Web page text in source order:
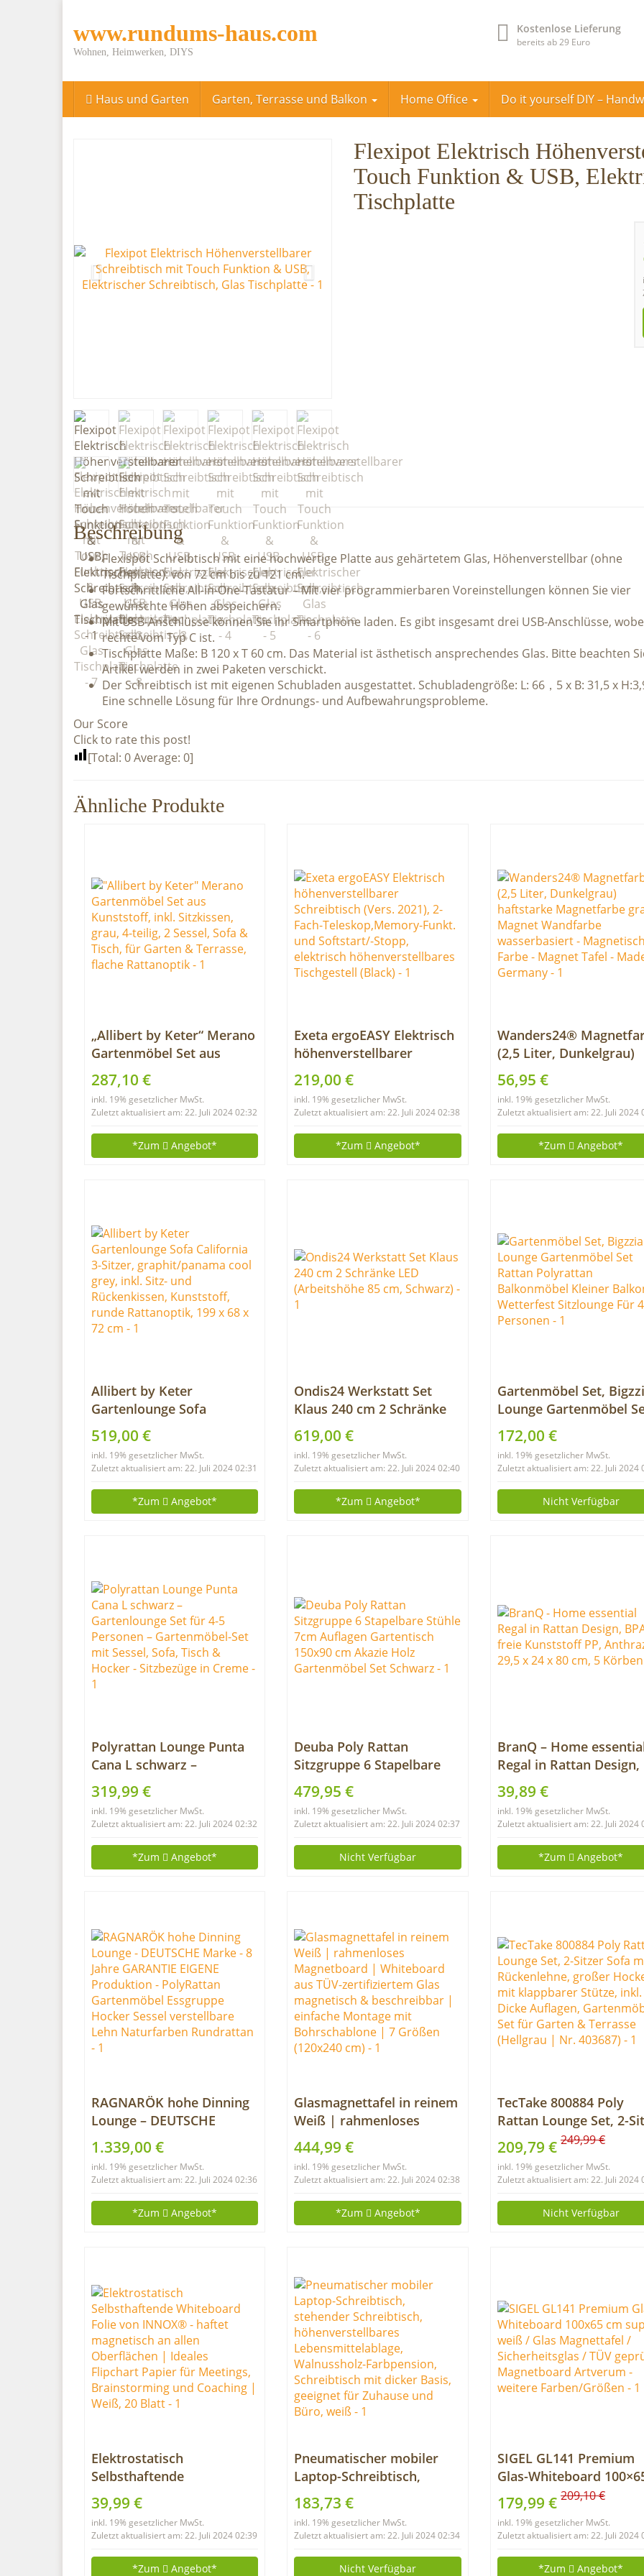
www.rundums-haus.com
Wohnen, Heimwerken, DIYS
Kostenlose Lieferung
bereits ab 29 Euro
Haus und Garten Garten, Terrasse und Balkon Home Office Do it yourself DIY –
Flexipot Elektrisch
Touch Funktion & USB,
Tischplatte
Beschreibung
Flexispot Schreibtisch mit eine hochwertige Platte aus gehärtetem Glas, Höhenverstellbar (ohne
Tischplatte): von 72 cm bis zu 121 cm.
Fortschrittliche All-in-One-Tastatur – Mit vier programmierbaren Voreinstellungen können Sie vier
gewünschte Höhen abspeichern.
Mit USB-Anschlüsse können Sie ihr Smartphone laden. Es gibt insgesamt drei USB-Anschlüsse,
rechte vom Typ C ist.
Tischplatte Maße: B 120 x T 60 cm. Das Material ist ästhetisch ansprechendes Glas. Bitte beachten
Artikel werden in zwei Paketen verschickt.
Der Schreibtisch ist mit eigenen Schubladen ausgestattet. Schubladengröße: L: 66，5 x B: 31,5 x
Eine schnelle Lösung für Ihre Ordnungs- und Aufbewahrungsprobleme.
Our Score
Click to rate this post!
[Total: 0Average: 0]
Ähnliche Produkte
„Allibert by Keter“ Merano
Gartenmöbel Set aus
Kunststoff, inkl. Sitzkissen,
grau, 4-teilig, 2 Sessel,
Sofa & Tisch, für Garten &
Rattanoptik
287,10 €
inkl. 19% gesetzlicher MwSt.
Zuletzt aktualisiert am: 22. Juli 2024 02:32
*Zum Angebot*
Exeta ergoEASY Elektrisch
höhenverstellbarer
Schreibtisch (Vers. 2021),
2-Fach-Teleskop,Memory-
Funkt. und Softstart/-
höhenverstellbares
Tischgestell (Black)
219,00 €
inkl. 19% gesetzlicher MwSt.
Zuletzt aktualisiert am: 22. Juli 2024 02:38
*Zum Angebot*
Wanders24®
(2,5 Liter, Dunkelgrau)
haftstarke Magnetfarbe
grau – Magnet
wasserbasiert –
Magnet Tafel – Made in
Germany
56,95 €
inkl. 19% gesetzlicher MwSt.
Zuletzt aktualisiert am: 22. Juli 2024
*Zum Angebot*
Allibert by Keter
Gartenlounge Sofa
California 3-Sitzer,
graphit/panama cool grey,
inkl. Sitz- und
runde Rattanoptik, 199 x
68 x 72 cm
519,00 €
inkl. 19% gesetzlicher MwSt.
Zuletzt aktualisiert am: 22. Juli 2024 02:31
*Zum Angebot*
Ondis24 Werkstatt Set
Klaus 240 cm 2 Schränke
LED (Arbeitshöhe 85 cm,
Schwarz)
619,00 €
inkl. 19% gesetzlicher MwSt.
Zuletzt aktualisiert am: 22. Juli 2024 02:40
*Zum Angebot*
Gartenmöbel Set,
Lounge Gartenmöbel
Rattan Polyrattan
Balkonmöbel Kleiner
Balkon Wetterfest
Personen
172,00 €
inkl. 19% gesetzlicher MwSt.
Zuletzt aktualisiert am: 22. Juli 2024
Nicht Verfügbar
Polyrattan Lounge Punta
Cana L schwarz –
Gartenlounge Set für 4-5
Personen – Gartenmöbel-
Set mit Sessel, Sofa, Tisch
319,99 €
inkl. 19% gesetzlicher MwSt.
Zuletzt aktualisiert am: 22. Juli 2024 02:32
*Zum Angebot*
Deuba Poly Rattan
Sitzgruppe 6 Stapelbare
Stühle 7cm Auflagen
Gartentisch 150×90 cm
Akazie Holz Gartenmöbel
479,95 €
inkl. 19% gesetzlicher MwSt.
Zuletzt aktualisiert am: 22. Juli 2024 02:37
Nicht Verfügbar
BranQ – Home
Regal in Rattan Design,
BPA-freie Kunststoff PP,
Anthrazit, 29,5 x 24 x 80
cm, 5 Körben
39,89 €
inkl. 19% gesetzlicher MwSt.
Zuletzt aktualisiert am: 22. Juli 2024
*Zum Angebot*
RAGNARÖK hohe Dinning
Lounge – DEUTSCHE
Marke – 8 Jahre GARANTIE
EIGENE Produktion –
PolyRattan Gartenmöbel
verstellbare Lehn
Naturfarben Rundrattan
1.339,00 €
inkl. 19% gesetzlicher MwSt.
Zuletzt aktualisiert am: 22. Juli 2024 02:36
*Zum Angebot*
Glasmagnettafel in reinem
Weiß | rahmenloses
Magnetboard |
Whiteboard aus TÜV-
zertifiziertem Glas
beschreibbar | einfache
Montage mit
444,99 €
inkl. 19% gesetzlicher MwSt.
Zuletzt aktualisiert am: 22. Juli 2024 02:38
*Zum Angebot*
TecTake 800884 Poly
Rattan Lounge Set, 2-
Sofa mit Rückenlehne,
großer Hocker mit
klappbarer Stütze, inkl.
Gartenmöbel Set für
Garten & Terrasse
209,79 € 249,99 €
inkl. 19% gesetzlicher MwSt.
Zuletzt aktualisiert am: 22. Juli 2024
Nicht Verfügbar
Elektrostatisch
Selbsthaftende
Whiteboard Folie von
INNOX® – haftet
magnetisch an allen
Flipchart Papier für
39,99 €
inkl. 19% gesetzlicher MwSt.
Zuletzt aktualisiert am: 22. Juli 2024 02:39
*Zum Angebot*
Pneumatischer mobiler
Laptop-Schreibtisch,
stehender Schreibtisch,
höhenverstellbares
Lebensmittelablage,
Schreibtisch mit dicker
183,73 €
inkl. 19% gesetzlicher MwSt.
Zuletzt aktualisiert am: 22. Juli 2024 02:34
Nicht Verfügbar
SIGEL GL141 Premium
Glas-Whiteboard
cm super-weiß / Glas
Magnettafel /
Sicherheitsglas / TÜV
Artverum – weitere
179,99 € 209,10 €
inkl. 19% gesetzlicher MwSt.
Zuletzt aktualisiert am: 22. Juli 2024
*Zum Angebot*